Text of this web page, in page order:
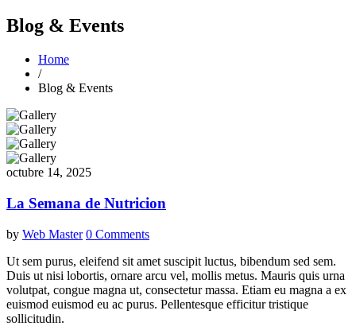
Blog & Events
Home
/
Blog & Events
octubre 14, 2025
La Semana de Nutricion
by Web Master 0 Comments
Ut sem purus, eleifend sit amet suscipit luctus, bibendum sed sem.
Duis ut nisi lobortis, ornare arcu vel, mollis metus. Mauris quis urna
volutpat, congue magna ut, consectetur massa. Etiam eu magna a ex
euismod euismod eu ac purus. Pellentesque efficitur tristique
sollicitudin.